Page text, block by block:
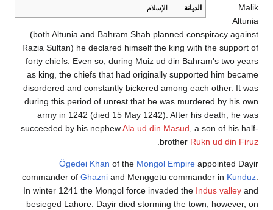
الديانة
الإسلام
Malik
Altunia
(both Altunia and Bahram Shah planned conspiracy against
Razia Sultan) he declared himself the king with the support of
forty chiefs. Even so, during Muiz ud din Bahram's two years
as king, the chiefs that had originally supported him became
disordered and constantly bickered among each other. It was
during this period of unrest that he was murdered by his own
army in 1242 (died 15 May 1242). After his death, he was
succeeded by his nephewAla ud din Masud, a son of his half-
brother Rukn ud din Firuz
.
Ögedei Khan of the Mongol Empire appointed Dayir
commander of Ghazni and Menggetu commander in Kunduz.
In winter 1241 the Mongol force invaded the Indus valley and
besieged Lahore. Dayir died storming the town, however, on